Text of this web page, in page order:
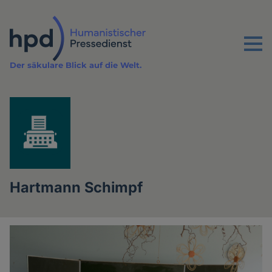
Inhalt
Menu
Der säkulare Blick auf die Welt.
Hartmann Schimpf
des